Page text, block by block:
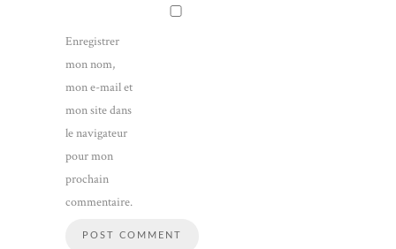
Enregistrer
mon nom,
mon e-mail et
mon site dans
le navigateur
pour mon
prochain
commentaire.